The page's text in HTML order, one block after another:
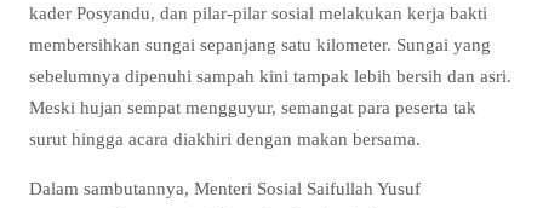
kader Posyandu, dan pilar-pilar sosial melakukan kerja bakti
membersihkan sungai sepanjang satu kilometer. Sungai yang
sebelumnya dipenuhi sampah kini tampak lebih bersih dan asri.
Meski hujan sempat mengguyur, semangat para peserta tak
surut hingga acara diakhiri dengan makan bersama.
Dalam sambutannya, Menteri Sosial Saifullah Yusuf